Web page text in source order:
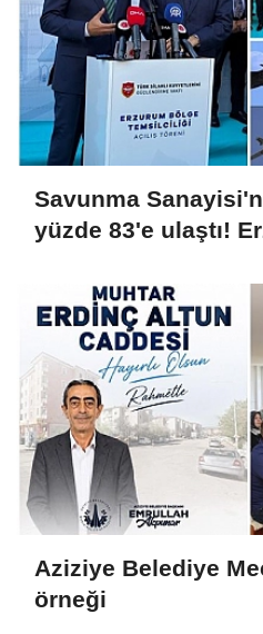
Savunma
yüzde 83'e ulaştı!
Aziziye Belediye
örneği